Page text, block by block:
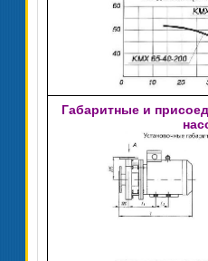
Габаритные и